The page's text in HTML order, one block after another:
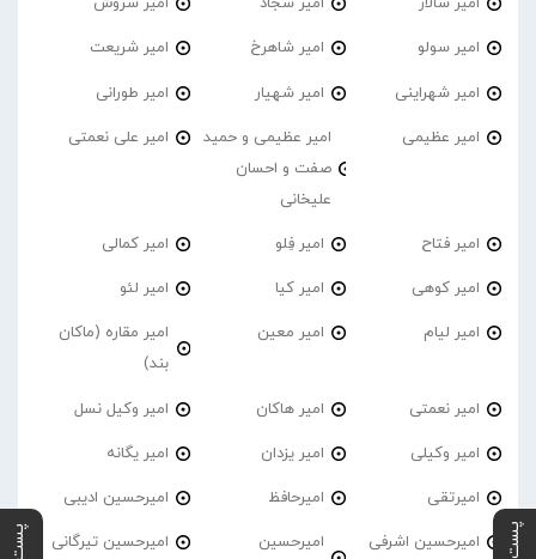
امیر سولو امیر شاهرخ امیر شریعت
امیر شهراینی امیر شهیار امیر طورانی
امیر عظیمی
امیر عظیمی و حمید
صفت و احسان
علیخانی
امیر علی نعمتی
امیر فتاح امیر فِلو امیر کمالی
امیر کوهی امیر کیا امیر لئو
امیر لیام امیر معین
امیر مقاره (ماکان
بند)
امیر نعمتی امیر هاکان امیر وکیل نسل
امیر وکیلی امیر یزدان امیر یگانه
امیرتقی امیرحافظ امیرحسین ادیبی
امیرحسین اشرفی امیرحسین امیرحسین تیرگانی